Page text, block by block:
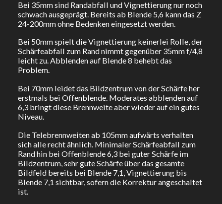
Bei 35mm sind Randabfall und Vignettierung nur noch
schwach ausgeprägt. Bereits ab Blende 5,6 kann das Z
24-200mm ohne Bedenken eingesetzt werden.
Bei 50mm spielt die Vignettierung keinerlei Rolle, der
Schärfeabfall zum Rand nimmt gegenüber 35mm f/4,8
leicht zu. Abblenden auf Blende 8 behebt das
Problem.
Bei 70mm leidet das Bildzentrum von der Schärfe her
erstmals bei Offenblende. Moderates abblenden auf
6,3 bringt diese Brennweite aber wieder auf ein gutes
Niveau.
Die Telebrennweiten ab 105mm aufwärts verhalten
sich alle recht ähnlich. Minimaler Schärfeabfall zum
Rand hin bei Offenblende 6,3 bei guter Schärfe im
Bildzentrum, sehr gute Schärfe über das gesamte
Bildfeld bereits bei Blende 7,1, Vignettierung bis
Blende 7,1 sichtbar, sofern die Korrektur angeschaltet
ist.